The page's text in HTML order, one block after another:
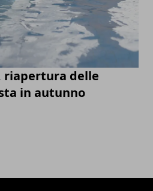
riapertura delle
in autunno